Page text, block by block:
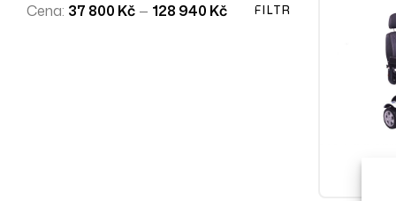
FILTR
Cena: 37 800 Kč — 128 940 Kč